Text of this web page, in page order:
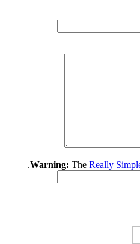
Warning: The Really